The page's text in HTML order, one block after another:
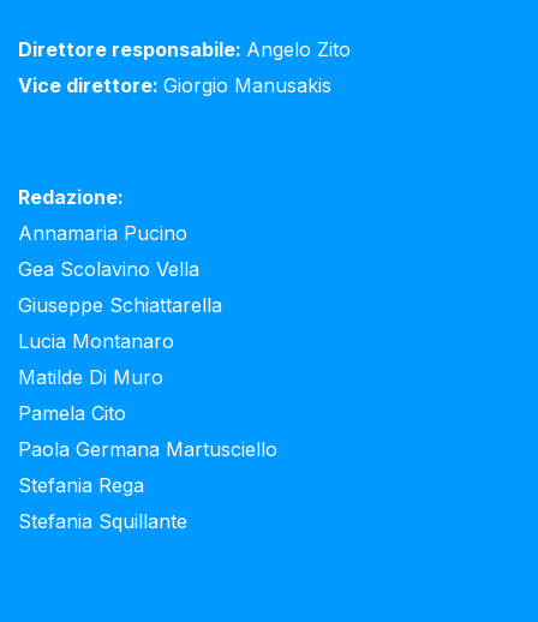
Direttore responsabile: Angelo Zito
Vice direttore: Giorgio Manusakis
Redazione:
Annamaria Pucino
Gea Scolavino Vella
Giuseppe Schiattarella
Lucia Montanaro
Matilde Di Muro
Pamela Cito
Paola Germana Martusciello
Stefania Rega
Stefania Squillante